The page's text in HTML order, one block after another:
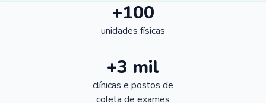
+100
unidades físicas
+3 mil
clínicas e postos de
coleta de exames